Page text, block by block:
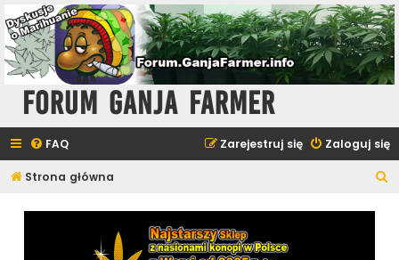
Forum Ganja Farmer
FAQ Zaloguj się
Zarejestruj się
Strona główna